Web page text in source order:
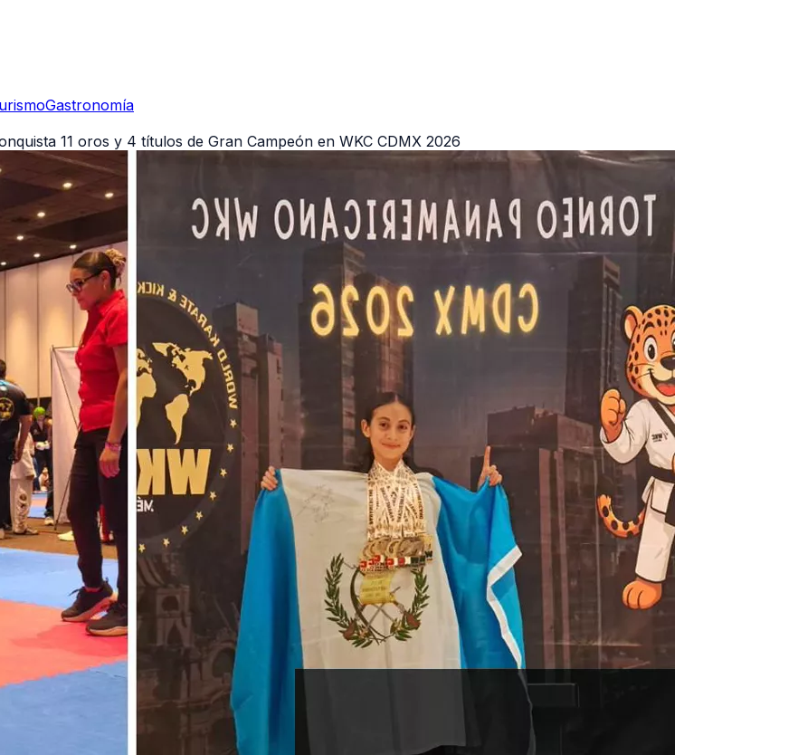
Gastronomía
11 oros y 4 títulos de Gran Campeón en WKC CDMX 2026